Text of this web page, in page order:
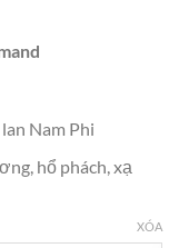
Nam Phi
hổ phách, xạ
XÓA